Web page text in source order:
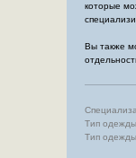
которые
Вы также
Тип
Тип